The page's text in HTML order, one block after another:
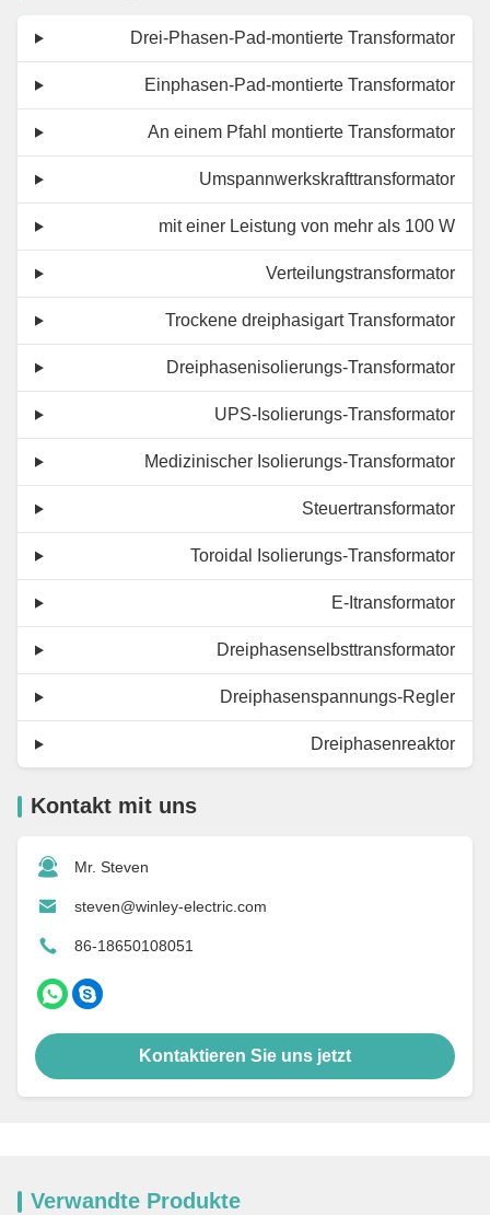
Drei-Phasen-Pad-montierte Transformator
Einphasen-Pad-montierte Transformator
An einem Pfahl montierte Transformator
Umspannwerkskrafttransformator
mit einer Leistung von mehr als 100 W
Verteilungstransformator
Trockene dreiphasigart Transformator
Dreiphasenisolierungs-Transformator
UPS-Isolierungs-Transformator
Medizinischer Isolierungs-Transformator
Steuertransformator
Toroidal Isolierungs-Transformator
E-Itransformator
Dreiphasenselbsttransformator
Dreiphasenspannungs-Regler
Dreiphasenreaktor
Kontakt mit uns
Mr. Steven
steven@winley-electric.com
86-18650108051
Kontaktieren Sie uns jetzt
Verwandte Produkte